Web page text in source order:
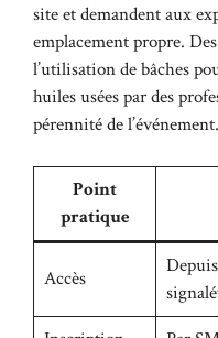
site et demandent aux
emplacement propre.
l’utilisation de bâches
huiles usées par des
pérennité de l’événement.
Point
pratique
Accès